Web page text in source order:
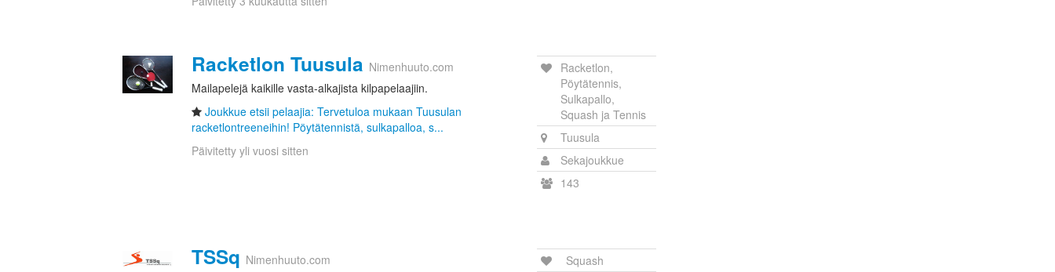
Racketlon Tuusula Nimenhuuto.com
Mailapelejä kaikille vasta-alkajista kilpapelaajiin.
Joukkue etsii pelaajia: Tervetuloa mukaan Tuusulan
racketlontreeneihin! Pöytätennistä, sulkapalloa, s...
Päivitetty yli vuosi sitten
Racketlon,
Pöytätennis,
Sulkapallo,
Squash ja Tennis
Tuusula
Sekajoukkue
143
TSSq Nimenhuuto.com
Squash